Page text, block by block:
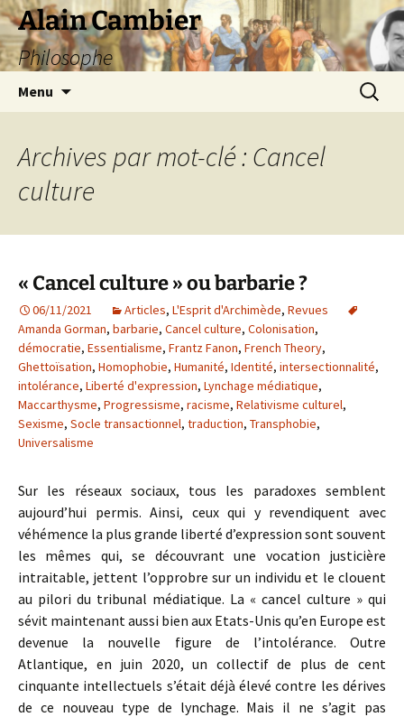
Aller
au
contenu
Alain Cambier
Philosophe
Menu
Archives par mot-clé : Cancel
culture
« Cancel culture » ou barbarie ?
06/11/2021 Articles, L'Esprit d'Archimède, Revues
Amanda Gorman, barbarie, Cancel culture, Colonisation,
démocratie, Essentialisme, Frantz Fanon, French Theory,
Ghettoïsation, Homophobie, Humanité, Identité, intersectionnalité,
intolérance, Liberté d'expression, Lynchage médiatique,
Maccarthysme, Progressisme, racisme, Relativisme culturel,
Sexisme, Socle transactionnel, traduction, Transphobie,
Universalisme
Sur les réseaux sociaux, tous les paradoxes semblent
aujourd’hui permis. Ainsi, ceux qui y revendiquent avec
véhémence la plus grande liberté d’expression sont souvent
les mêmes qui, se découvrant une vocation justicière
intraitable, jettent l’opprobre sur un individu et le clouent
au pilori du tribunal médiatique. La « cancel culture » qui
sévit maintenant aussi bien aux Etats-Unis qu’en Europe est
devenue la nouvelle figure de l’intolérance. Outre
Atlantique, en juin 2020, un collectif de plus de cent
cinquante intellectuels s’était déjà élevé contre les dérives
de ce nouveau type de lynchage. Mais il ne s’agit pas